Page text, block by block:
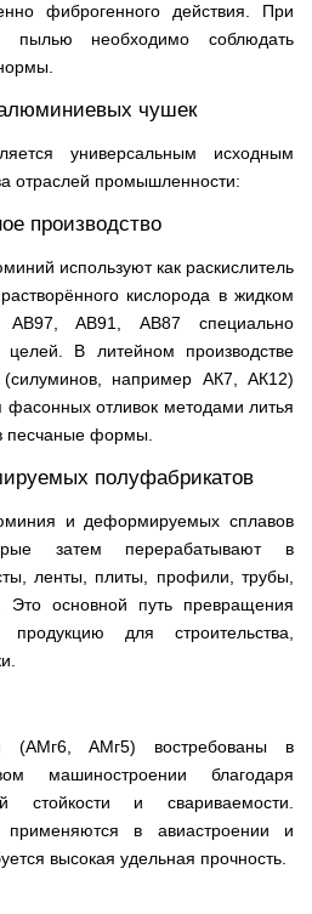
фиброгенного действия. При
пылью необходимо соблюдать
чушек
универсальным исходным
отраслей промышленности:
производство
используют как раскислитель
кислорода в жидком
АВ97, АВ91, АВ87 специально
В литейном производстве
например АК7, АК12)
отливок методами литья
песчаные формы.
полуфабрикатов
и деформируемых сплавов
затем перерабатывают в
ленты, плиты, профили, трубы,
Это основной путь превращения
для строительства,
(АМг6, АМг5) востребованы в
машиностроении благодаря
стойкости и свариваемости.
в авиастроении и
высокая удельная прочность.